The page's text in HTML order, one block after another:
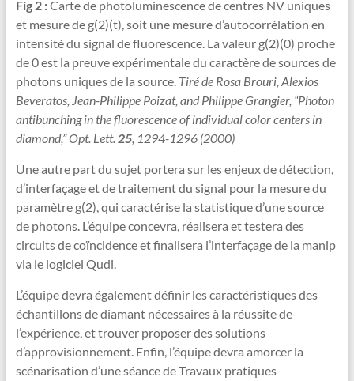
Fig 2 :Carte de photoluminescence de centres NV uniques
et mesure de g(2)(t), soit une mesure d’autocorrélation en
intensité du signal de fluorescence. La valeur g(2)(0) proche
de 0 est la preuve expérimentale du caractère de sources de
photons uniques de la source. Tiré de Rosa Brouri, Alexios
Beveratos, Jean-Philippe Poizat, and Philippe Grangier, “Photon
antibunching in the fluorescence of individual color centers in
diamond,” Opt. Lett.25, 1294-1296 (2000)
Une autre part du sujet portera sur les enjeux de détection,
d’interfaçage et de traitement du signal pour la mesure du
paramètre g(2), qui caractérise la statistique d’une source
de photons. L’équipe concevra, réalisera et testera des
circuits de coïncidence et finalisera l’interfaçage de la manip
via le logiciel Qudi.
L’équipe devra également définir les caractéristiques des
échantillons de diamant nécessaires à la réussite de
l’expérience, et trouver proposer des solutions
d’approvisionnement. Enfin, l’équipe devra amorcer la
scénarisation d’une séance de Travaux pratiques